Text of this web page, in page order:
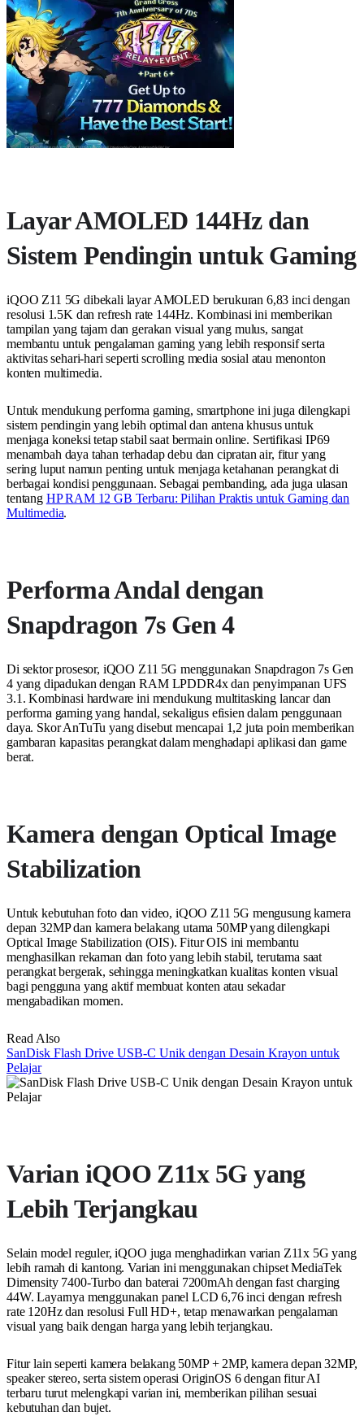
Layar AMOLED 144Hz dan
Sistem Pendingin untuk Gaming
iQOO Z11 5G dibekali layar AMOLED berukuran 6,83 inci dengan
resolusi 1.5K dan refresh rate 144Hz. Kombinasi ini memberikan
tampilan yang tajam dan gerakan visual yang mulus, sangat
membantu untuk pengalaman gaming yang lebih responsif serta
aktivitas sehari-hari seperti scrolling media sosial atau menonton
konten multimedia.
Untuk mendukung performa gaming, smartphone ini juga dilengkapi
sistem pendingin yang lebih optimal dan antena khusus untuk
menjaga koneksi tetap stabil saat bermain online. Sertifikasi IP69
menambah daya tahan terhadap debu dan cipratan air, fitur yang
sering luput namun penting untuk menjaga ketahanan perangkat di
berbagai kondisi penggunaan. Sebagai pembanding, ada juga ulasan
tentang HP RAM 12 GB Terbaru: Pilihan Praktis untuk Gaming dan
Multimedia.
Performa Andal dengan
Snapdragon 7s Gen 4
Di sektor prosesor, iQOO Z11 5G menggunakan Snapdragon 7s Gen
4 yang dipadukan dengan RAM LPDDR4x dan penyimpanan UFS
3.1. Kombinasi hardware ini mendukung multitasking lancar dan
performa gaming yang handal, sekaligus efisien dalam penggunaan
daya. Skor AnTuTu yang disebut mencapai 1,2 juta poin memberikan
gambaran kapasitas perangkat dalam menghadapi aplikasi dan game
berat.
Kamera dengan Optical Image
Stabilization
Untuk kebutuhan foto dan video, iQOO Z11 5G mengusung kamera
depan 32MP dan kamera belakang utama 50MP yang dilengkapi
Optical Image Stabilization (OIS). Fitur OIS ini membantu
menghasilkan rekaman dan foto yang lebih stabil, terutama saat
perangkat bergerak, sehingga meningkatkan kualitas konten visual
bagi pengguna yang aktif membuat konten atau sekadar
mengabadikan momen.
Read Also
SanDisk Flash Drive USB-C Unik dengan Desain Krayon untuk
Pelajar
Varian iQOO Z11x 5G yang
Lebih Terjangkau
Selain model reguler, iQOO juga menghadirkan varian Z11x 5G yang
lebih ramah di kantong. Varian ini menggunakan chipset MediaTek
Dimensity 7400-Turbo dan baterai 7200mAh dengan fast charging
44W. Layarnya menggunakan panel LCD 6,76 inci dengan refresh
rate 120Hz dan resolusi Full HD+, tetap menawarkan pengalaman
visual yang baik dengan harga yang lebih terjangkau.
Fitur lain seperti kamera belakang 50MP + 2MP, kamera depan 32MP,
speaker stereo, serta sistem operasi OriginOS 6 dengan fitur AI
terbaru turut melengkapi varian ini, memberikan pilihan sesuai
kebutuhan dan bujet.